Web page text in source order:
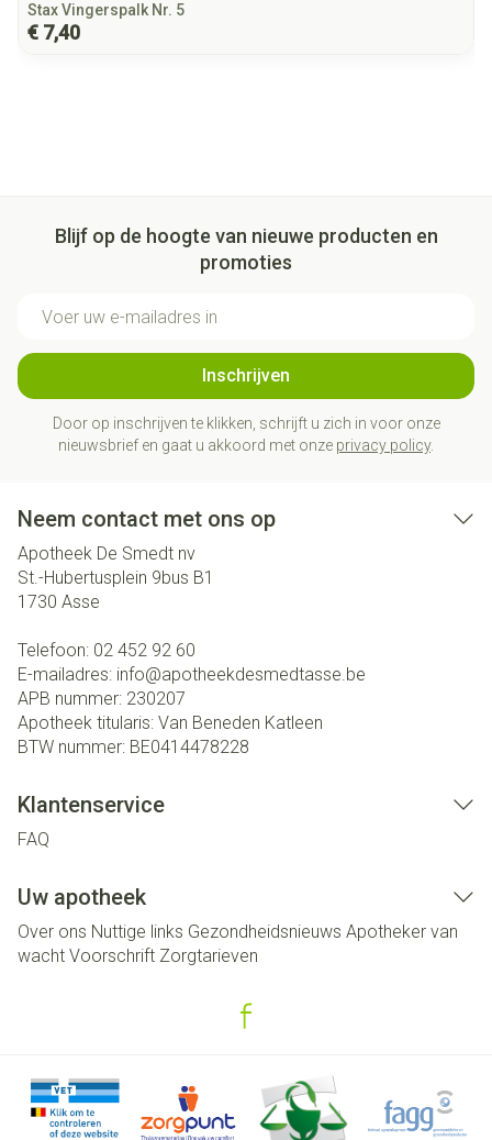
Stax Vingerspalk Nr. 5
€ 7,40
Blijf op de hoogte van nieuwe producten en
promoties
Inschrijven
Door op inschrijven te klikken, schrijft u zich in voor onze
nieuwsbrief en gaat u akkoord met onze privacy policy.
Neem contact met ons op
Apotheek De Smedt nv
St.-Hubertusplein 9bus B1
1730 Asse
Telefoon: 02 452 92 60
E-mailadres: info@apotheekdesmedtasse.be
APB nummer: 230207
Apotheek titularis: Van Beneden Katleen
BTW nummer: BE0414478228
Klantenservice
FAQ
Uw apotheek
Over ons Nuttige links Gezondheidsnieuws Apotheker van
wacht Voorschrift Zorgtarieven